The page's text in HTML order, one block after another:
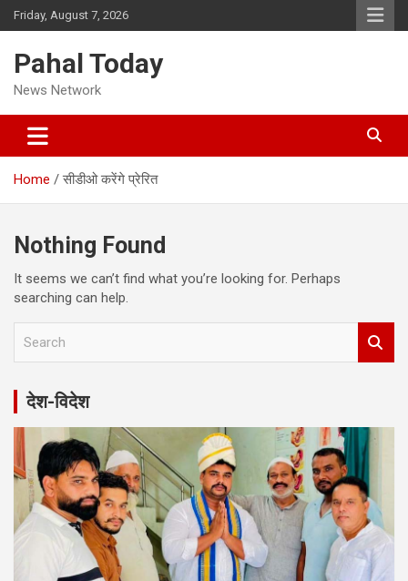
Skip
to
Friday, August 7, 2026
Pahal Today
News Network
Home सीडीओ करेंगे प्रेरित
Nothing Found
It seems we can’t find what you’re looking for. Perhaps
searching can help.
r
h
देश-विदेश